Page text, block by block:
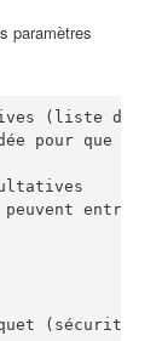
paramètres
(liste des
pour que le
(sécurité)